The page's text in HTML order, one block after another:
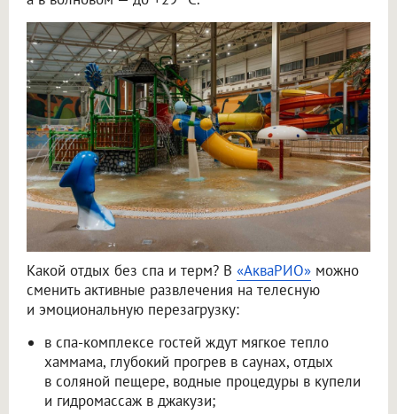
Какой отдых без спа и терм? В «АкваРИО» можно
сменить активные развлечения на телесную
и эмоциональную перезагрузку:
в спа-комплексе гостей ждут мягкое тепло
хаммама, глубокий прогрев в саунах, отдых
в соляной пещере, водные процедуры в купели
и гидромассаж в джакузи;